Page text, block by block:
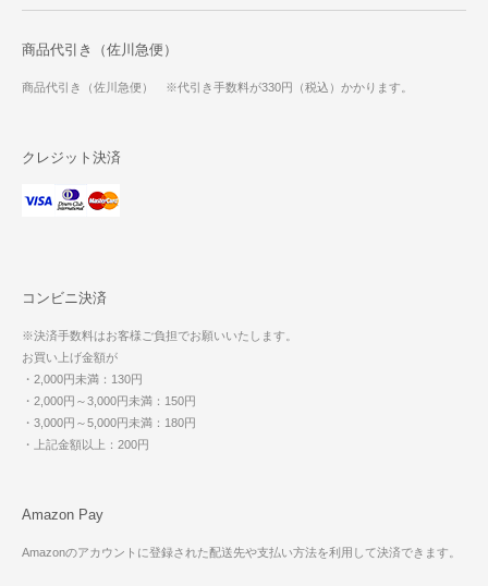
商品代引き（佐川急便）
商品代引き（佐川急便） ※代引き手数料が330円（税込）かかります。
クレジット決済
コンビニ決済
※決済手数料はお客様ご負担でお願いいたします。
お買い上げ金額が
・2,000円未満：130円
・2,000円～3,000円未満：150円
・3,000円～5,000円未満：180円
・上記金額以上：200円
Amazon Pay
Amazonのアカウントに登録された配送先や支払い方法を利用して決済できます。